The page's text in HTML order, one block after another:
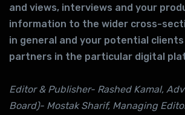
and views, interviews and your
information to the wider cross-
in general and your potential
partners in the particular digital
Editor & Publisher- Rashed Kamal,
Board)- Mostak Sharif, Managing